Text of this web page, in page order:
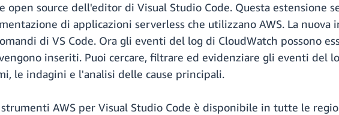
open source dell'editor di Visual Studio Code. Questa estensione
di applicazioni serverless che utilizzano AWS. La nuova
di VS Code. Ora gli eventi del log di CloudWatch possono
inseriti. Puoi cercare, filtrare ed evidenziare gli eventi del
le indagini e l'analisi delle cause principali.
AWS per Visual Studio Code è disponibile in tutte le